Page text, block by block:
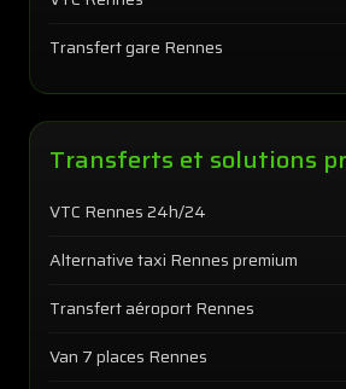
Transfert gare Rennes
Transferts et solutions
VTC Rennes 24h/24
Alternative taxi Rennes premium
Transfert aéroport Rennes
Van 7 places Rennes